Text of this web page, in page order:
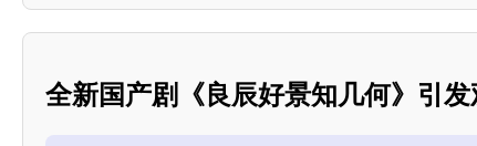
全新国产剧《良辰好景知几何》引发